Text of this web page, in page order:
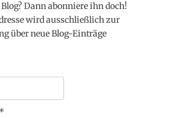
Dann abonniere ihn doch!
wird ausschließlich zur
über neue Blog-Einträge